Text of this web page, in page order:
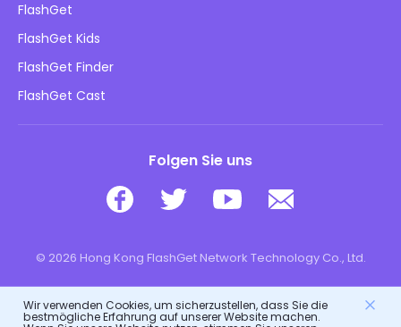
Datenschutzrichtlinie
Werberichtlinien
Verkaufen Sie nicht meine Informationen
Blog
Online-Sicherheit für Kinder
Herunterladen
FlashGet
FlashGet Kids
FlashGet Finder
FlashGet Cast
Folgen Sie uns
© 2026 Hong Kong FlashGet Network Technology Co., Ltd.
Wir verwenden Cookies, um sicherzustellen, dass Sie die
bestmögliche Erfahrung auf unserer Website machen.